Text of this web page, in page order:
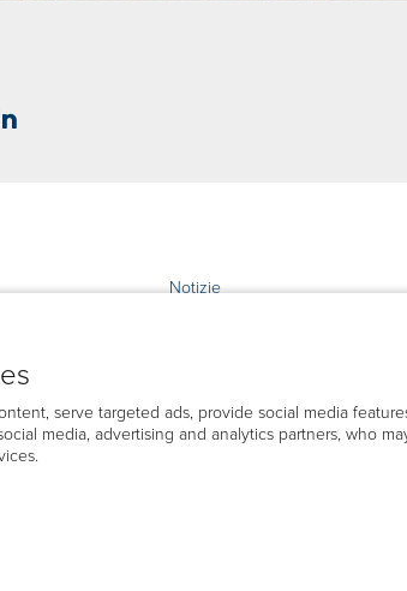
Notizie
serve targeted ads, provide social media
media, advertising and analytics partners, who